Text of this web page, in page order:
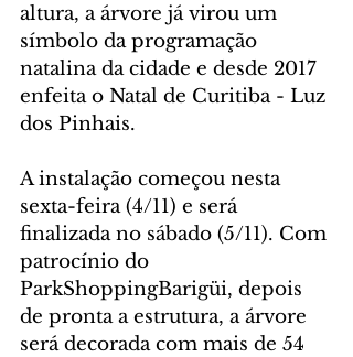
altura, a árvore já virou um
símbolo da programação
natalina da cidade e desde 2017
enfeita o Natal de Curitiba - Luz
dos Pinhais.
A instalação começou nesta
sexta-feira (4/11) e será
finalizada no sábado (5/11). Com
patrocínio do
ParkShoppingBarigüi, depois
de pronta a estrutura, a árvore
será decorada com mais de 54